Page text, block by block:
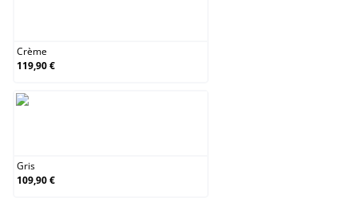
Crème
119,90 €
Gris
109,90 €